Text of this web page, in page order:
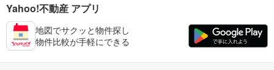
Yahoo!不動産 アプリ
地図でサクッと物件探し
物件比較が手軽にできる